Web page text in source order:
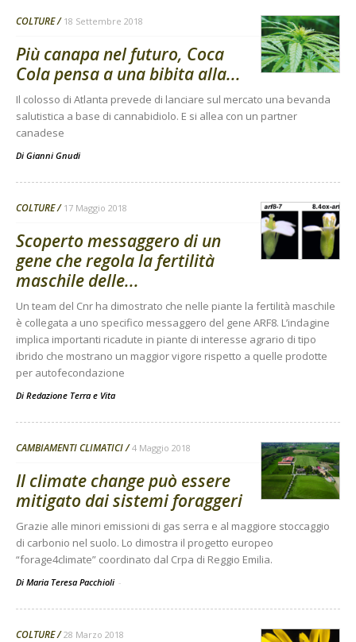
COLTURE 18 Settembre 2018
Più canapa nel futuro, Coca
Cola pensa a una bibita alla...
Il colosso di Atlanta prevede di lanciare sul mercato una bevanda
salutistica a base di cannabidiolo. E si allea con un partner
canadese
Di Gianni Gnudi
COLTURE 17 Maggio 2018
Scoperto messaggero di un
gene che regola la fertilità
maschile delle...
Un team del Cnr ha dimostrato che nelle piante la fertilità maschile
è collegata a uno specifico messaggero del gene ARF8. L’indagine
implica importanti ricadute in piante di interesse agrario di tipo
ibrido che mostrano un maggior vigore rispetto a quelle prodotte
per autofecondazione
Di Redazione Terra e Vita
CAMBIAMENTI CLIMATICI 4 Maggio 2018
Il climate change può essere
mitigato dai sistemi foraggeri
Grazie alle minori emissioni di gas serra e al maggiore stoccaggio
di carbonio nel suolo. Lo dimostra il progetto europeo
“forage4climate” coordinato dal Crpa di Reggio Emilia.
Di Maria Teresa Pacchioli -
COLTURE 28 Marzo 2018